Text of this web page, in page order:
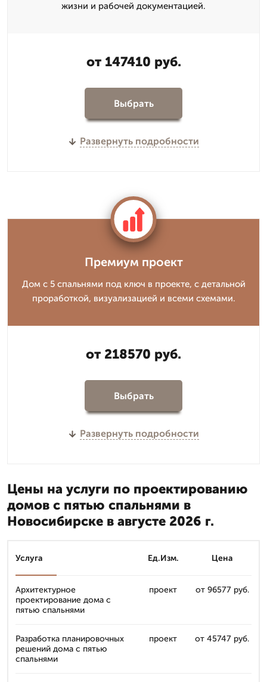
жизни и рабочей документацией.
от 147410 руб.
Выбрать
Развернуть подробности
Премиум проект
Дом с 5 спальнями под ключ в проекте, с детальной
проработкой, визуализацией и всеми схемами.
от 218570 руб.
Выбрать
Развернуть подробности
Цены на услуги по проектированию
домов с пятью спальнями в
Новосибирске в августе 2026 г.
Услуга Ед.Изм. Цена
Архитектурное
проектирование дома с
пятью спальнями
проект от 96577 руб.
Разработка планировочных
решений дома с пятью
спальнями
проект от 45747 руб.